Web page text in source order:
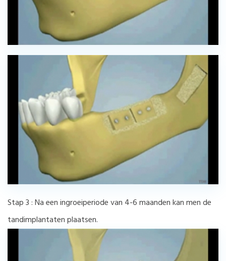
Stap 3 : Na een ingroeiperiode van 4-6 maanden kan men de
tandimplantaten plaatsen.